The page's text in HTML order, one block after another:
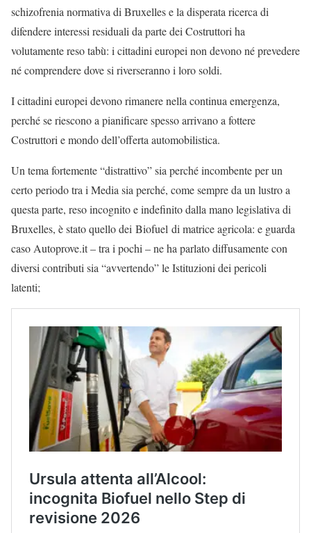
schizofrenia normativa di Bruxelles e la disperata ricerca di
difendere interessi residuali da parte dei Costruttori ha
volutamente reso tabù: i cittadini europei non devono né prevedere
né comprendere dove si riverseranno i loro soldi.
I cittadini europei devono rimanere nella continua emergenza,
perché se riescono a pianificare spesso arrivano a fottere
Costruttori e mondo dell’offerta automobilistica.
Un tema fortemente “distrattivo” sia perché incombente per un
certo periodo tra i Media sia perché, come sempre da un lustro a
questa parte, reso incognito e indefinito dalla mano legislativa di
Bruxelles, è stato quello dei Biofuel di matrice agricola: e guarda
caso Autoprove.it – tra i pochi – ne ha parlato diffusamente con
diversi contributi sia “avvertendo” le Istituzioni dei pericoli
latenti;